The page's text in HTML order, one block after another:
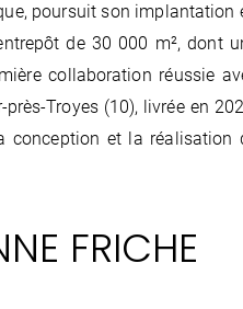
poursuit son implantation
de 30 000 m², dont
collaboration réussie
Troyes (10), livrée en
conception et la réalisation
FRICHE